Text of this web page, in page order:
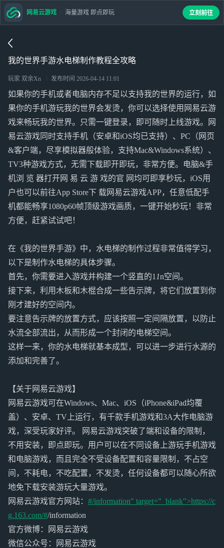
我的世界手游水电梯制作教程全攻略
玩家 双余Xn 发布时间 2026-04-14 11:01
如果你的手机或者电脑内存不足以支持我的世界的运行，如
果你的手机游玩我的世界会发烫，你可以选择使用网易云游
戏来畅玩我的世界。只需一键登录，即可随时上线游戏。网
易云游戏同时支持手机（安卓和iOS均已支持）、PC（网页
&客户端，尽享模拟器般体验，支持Mac&Windows系统）、
TV3种游戏方式，无需下载即开即玩，非常方便。电脑&手
机浏 览 器打开网 易 云 游 戏的官 网均可即享秒玩，iOS用
户也可以前往App Store下 载网易云游戏APP，任意低配手
机都能畅享1080p60帧顶级游戏画质，一键开始秒玩！非常
方便，赶紧试试吧！
在《我的世界手游》中，水电梯的制作过程非常值得学习，
以下是制作水电梯的具体步骤。
首先，你需要进入游戏并构建一个竖直的1 1n空间。
接下来，利用木板和木棍合成一些告示牌，将它们放置到你
刚才建好的空间内。
要注意告示牌的放置方式，应该按照一定间隔放置，以防止
水流全部流出，从而形成一个封闭的电梯空间。
这样一来，你的水电梯就基本成型，可以进一步进行水源的
添加和完善了。
【关于网易云游戏】
网易云游戏可在Windows、Mac、iOS（iPhone&iPad均覆
盖）、安卓、TV上运行，有千款手机游戏和3A大作电脑游
戏，深受玩家好评。 网易云游戏突破了端和设备的限制，
不用安装，即点即玩。用户可以在不同设备上游玩手机游戏
和电脑游戏，而且完全不受设备配置和容量限制，不占空
间，不耗电，不吃配置，不发烫，任何设备都可以随心所欲
地免下载安装游玩大量游戏。
网易云游戏官方网站： #/information" target="_blank">https://c
g.163.com/#/information
官方微博：网易云游戏
微信公众号：网易云游戏
网易云游戏 海量游戏 即点即玩 立刻前往